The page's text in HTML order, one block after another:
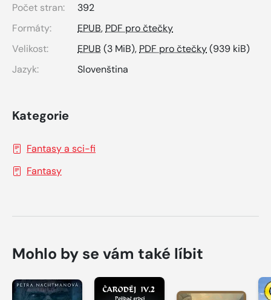
Počet stran:
392
Formáty:
EPUB, PDF pro čtečky
Velikost:
EPUB (3 MiB), PDF pro čtečky(939 kiB)
Jazyk:
Slovenština
Kategorie
Fantasy a sci-fi
Fantasy
Mohlo by se vám také líbit